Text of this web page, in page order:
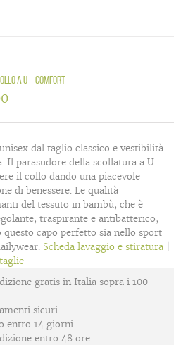
a U – Comfort
dal taglio classico e vestibilità
Il parasudore della scollatura a U
il collo dando una piacevole
di benessere. Le qualità
del tessuto in bambù, che è
traspirante e antibatterico,
questo capo perfetto sia nello sport
Scheda lavaggio e stiratura
gratis in Italia sopra i 100
sicuri
entro 14 giorni
entro 48 ore